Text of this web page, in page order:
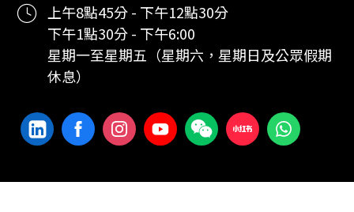
上午8點45分 - 下午12點30分
下午1點30分 - 下午6:00
星期一至星期五（星期六，星期日及公眾假期
休息）